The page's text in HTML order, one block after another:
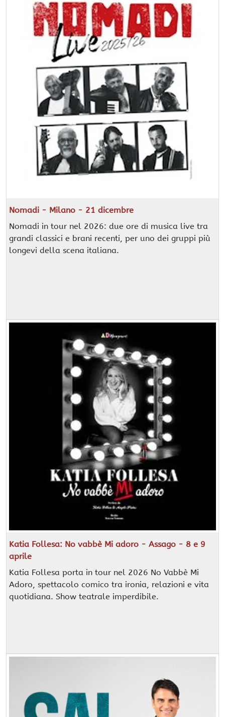
Nomadi - Milano - 21 dicembre
Nomadi in tour nel 2026: due ore di musica live tra
grandi classici e brani recenti, per uno dei gruppi più
longevi della scena italiana.
Katia Follesa: No vabbè Mi adoro - Assago - 8 e 9
aprile
Katia Follesa porta in tour nel 2026 No Vabbè Mi
Adoro, spettacolo comico tra ironia, relazioni e vita
quotidiana. Show teatrale imperdibile.